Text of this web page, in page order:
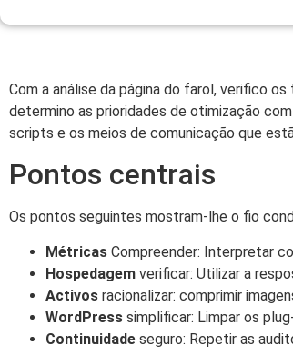
Com a análise da página do farol, verifico
determino as prioridades de otimização
scripts e os meios de comunicação que
Pontos centrais
Os pontos seguintes mostram-lhe o fio
Métricas Compreender: Interpretar
Hospedagem verificar: Utilizar a
Activos racionalizar: comprimir
WordPress simplificar: Limpar os
Continuidade seguro: Repetir as